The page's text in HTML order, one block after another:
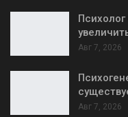
Авг 7, 2026
Авг 7, 2026